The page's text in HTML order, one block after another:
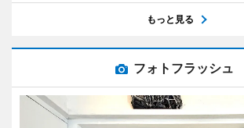
もっと見る
フォトフラッシュ